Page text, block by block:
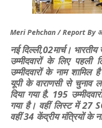
Meri Pehchan / Report By
नई दिल्ली,02मार्च।
उम्मीदवारों के लिए
उम्मीदवारों के नाम
यूपी के वाराणसी से चुनाव
दिया गया है. 195
गया है। वहीं लिस्ट में 27
वहीं 34 केंद्रीय मंत्रियों के